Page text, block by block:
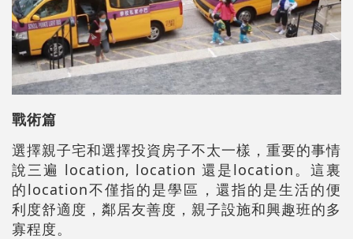
戰術篇
選擇親子宅和選擇投資房子不太一樣，重要的事情
說三遍 location, location 還是location。這裏
的location不僅指的是學區，還指的是生活的便
利度舒適度，鄰居友善度，親子設施和興趣班的多
寡程度。